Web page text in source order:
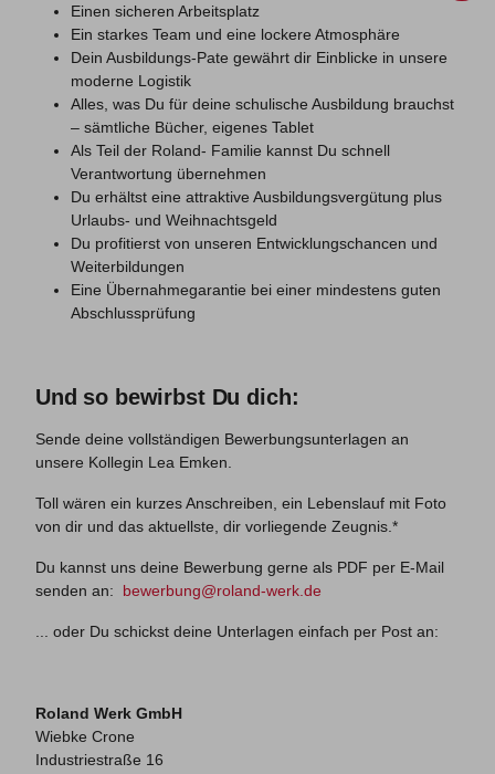
Einen sicheren Arbeitsplatz
Ein starkes Team und eine lockere Atmosphäre
Dein Ausbildungs-Pate gewährt dir Einblicke in unsere
moderne Logistik
Alles, was Du für deine schulische Ausbildung brauchst
– sämtliche Bücher, eigenes Tablet
Als Teil der Roland- Familie kannst Du schnell
Verantwortung übernehmen
Du erhältst eine attraktive Ausbildungsvergütung plus
Urlaubs- und Weihnachtsgeld
Du profitierst von unseren Entwicklungschancen und
Weiterbildungen
Eine Übernahmegarantie bei einer mindestens guten
Abschlussprüfung
Und so bewirbst Du dich:
Sende deine vollständigen Bewerbungsunterlagen an
unsere Kollegin Lea Emken.
Toll wären ein kurzes Anschreiben, ein Lebenslauf mit Foto
von dir und das aktuellste, dir vorliegende Zeugnis.*
Du kannst uns deine Bewerbung gerne als PDF per E-Mail
senden an: bewerbung@roland-werk.de
... oder Du schickst deine Unterlagen einfach per Post an:
Roland Werk GmbH
Wiebke Crone
Industriestraße 16